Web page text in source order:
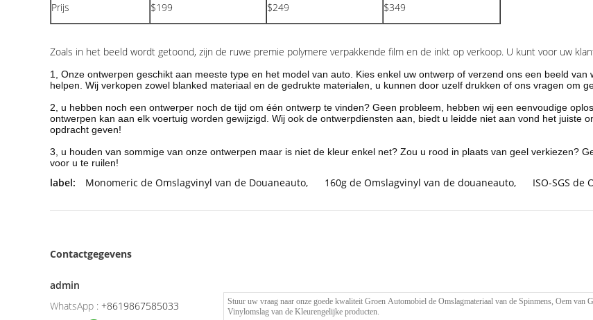
Prijs $199 $249 $349
Zoals in het beeld wordt getoond, zijn de ruwe premie polymere verpakkende film en de inkt op verkoop. U kunt voor uw
1, Onze ontwerpen geschikt aan meeste type en het model van auto. Kies enkel uw ontwerp of verzend ons een beeld
helpen. Wij verkopen zowel blanked materiaal en de gedrukte materialen, u kunnen door uzelf drukken of ons vragen om
2, u hebben noch een ontwerper noch de tijd om één ontwerp te vinden? Geen probleem, hebben wij een eenvoudige
ontwerpen kan aan elk voertuig worden gewijzigd. Wij ook de ontwerpdiensten aan, biedt u leidde niet aan vond het juiste
opdracht geven!
3, u houden van sommige van onze ontwerpen maar is niet de kleur enkel net? Zou u rood in plaats van geel verkiezen?
voor u te ruilen!
label: Monomeric de Omslagvinyl van de Douaneauto, 160g de Omslagvinyl van de douaneauto, ISO-SGS de
Contactgegevens
admin
WhatsApp : +8619867585033